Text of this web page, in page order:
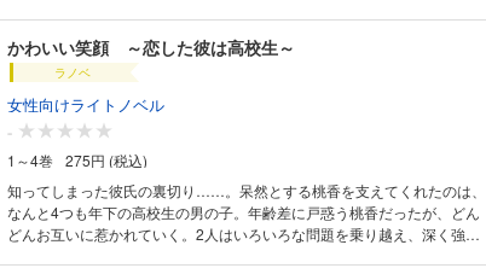
かわいい笑顔 ～恋した彼は高校生～
ラノベ
女性向けライトノベル
-
1～4巻
275円 (税込)
知ってしまった彼氏の裏切り……。呆然とする桃香を支えてくれたのは、
なんと4つも年下の高校生の男の子。年齢差に戸惑う桃香だったが、どん
どんお互いに惹かれていく。2人はいろいろな問題を乗り越え、深く強い